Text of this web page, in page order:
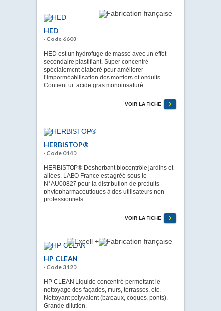
HED
· Code 6603
HED est un hydrofuge de masse avec un effet
secondaire plastifiant. Super concentré
spécialement élaboré pour améliorer
l’imperméabilisation des mortiers et enduits.
Contient un acide gras monoinsaturé.
VOIR LA FICHE
HERBISTOP®
· Code 0140
HERBISTOP® Désherbant biocontrôle jardins et
allées. LABO France est agréé sous le
N°AU00827 pour la distribution de produits
phytopharmaceutiques à des utilisateurs non
professionnels.
VOIR LA FICHE
HP CLEAN
· Code 3120
HP CLEAN Liquide concentré permettant le
nettoyage des façades, murs, terrasses, etc.
Nettoyant polyvalent (bateaux, coques, ponts).
Grande dilution.